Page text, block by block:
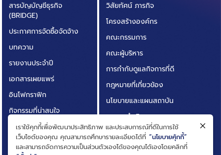
สารบัญบัญชีธุรกิจ
(BRIDGE)
ประกาศการจัดซื้อจัดจ้าง
บทความ
รายงานประจำปี
เอกสารเผยแพร่
อินโฟกราฟิก
กิจกรรมที่น่าสนใจ
ติดต่อเรา
คำถามที่พบบ่อย
วิสัยทัศน์ ภารกิจ
โครงสร้างองค์กร
คณะกรรมการ
คณะผู้บริหาร
การกำกับดูแลกิจการที่ดี
กฎหมายที่เกี่ยวข้อง
นโยบายและแผนสถาบัน
ผลการดำเนินงาน
ความโปร่งใสในการดำเนิน
งาน (ITA)
เราใช้คุกกี้เพื่อพัฒนาประสิทธิภาพ และประสบการณ์ที่ดีในการใช้
เว็บไซต์ของคุณ คุณสามารถศึกษารายละเอียดได้ที่ “นโยบายคุ้กกี้”
และสามารถจัดการความเป็นส่วนตัวเองได้ของคุณได้เองโดยคลิกที่